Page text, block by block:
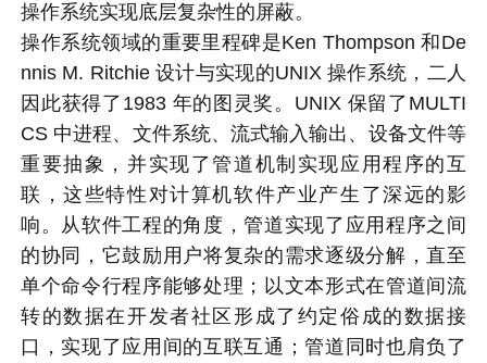
操作系统实现底层复杂性的屏蔽。
操作系统领域的重要里程碑是Ken Thompson 和De
nnis M. Ritchie 设计与实现的UNIX 操作系统，二人
因此获得了1983 年的图灵奖。UNIX 保留了MULTI
CS 中进程、文件系统、流式输入输出、设备文件等
重要抽象，并实现了管道机制实现应用程序的互
联，这些特性对计算机软件产业产生了深远的影
响。从软件工程的角度，管道实现了应用程序之间
的协同，它鼓励用户将复杂的需求逐级分解，直至
单个命令行程序能够处理；以文本形式在管道间流
转的数据在开发者社区形成了约定俗成的数据接
口，实现了应用间的互联互通；管道同时也肩负了